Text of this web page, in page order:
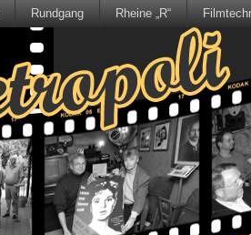
Rundgang Rheine „R“